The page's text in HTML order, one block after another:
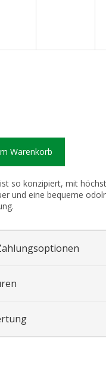
Warenkorb
so konzipiert, mit
und eine bequeme